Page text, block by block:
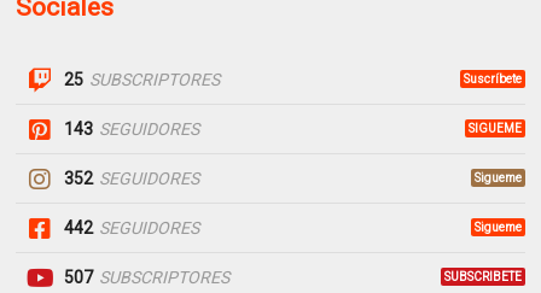
Sociales
25 SUBSCRIPTORES Suscríbete
143 SEGUIDORES SIGUEME
352 SEGUIDORES Sigueme
442 SEGUIDORES Sigueme
507 SUBSCRIPTORES SUBSCRIBETE